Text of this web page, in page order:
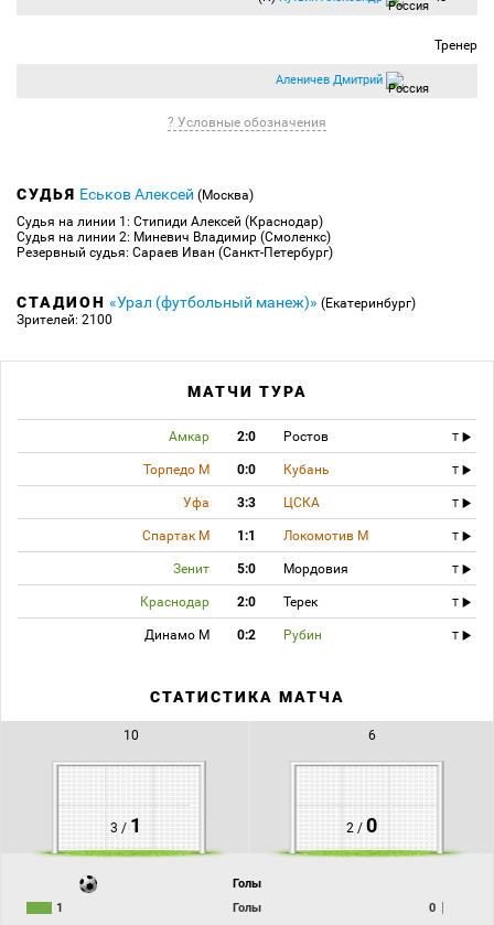
Тренер
Аленичев Дмитрий
? Условные обозначения
СУДЬЯ Еськов Алексей (Москва)
Судья на линии 1: Стипиди Алексей (Краснодар)
Судья на линии 2: Миневич Владимир (Смоленкс)
Резервный судья: Сараев Иван (Санкт-Петербург)
СТАДИОН «Урал (футбольный манеж)» (Екатеринбург)
Зрителей: 2100
МАТЧИ ТУРА
Амкар 2:0 Ростов T
Торпедо М 0:0 Кубань T
Уфа 3:3 ЦСКА T
Спартак М 1:1 Локомотив М T
Зенит 5:0 Мордовия T
Краснодар 2:0 Терек T
Динамо М 0:2 Рубин T
СТАТИСТИКА МАТЧА
10
3 / 1
6
2 /0
Голы
1
Голы 0